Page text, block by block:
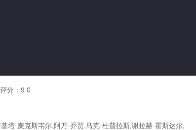
分： 9.0
塔·麦克斯韦尔,阿万·乔贾,马克·杜普拉斯,谢拉赫·霍斯达尔,